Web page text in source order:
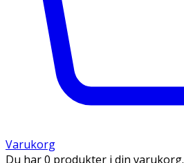
Varukorg
Du har 0 produkter i din varukorg.